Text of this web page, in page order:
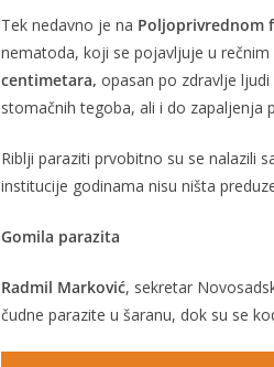
Tek nedavno je na Poljoprivrednom
nematoda, koji se pojavljuje u
centimetara, opasan po zdravlje
stomačnih tegoba, ali i do zapaljenja
Riblji paraziti prvobitno su se nalazili
institucije godinama nisu ništa
Gomila parazita
Radmil Marković, sekretar
čudne parazite u šaranu, dok su se